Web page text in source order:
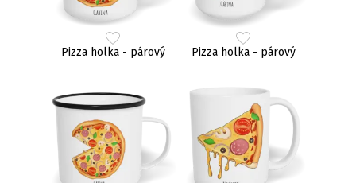
Pizza holka - párový Pizza holka - párový